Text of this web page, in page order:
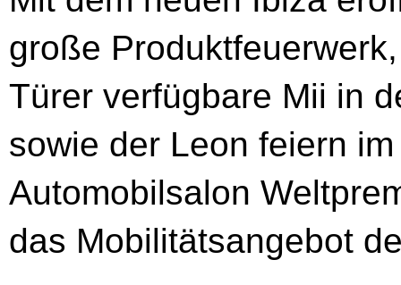
große
Türer verfügbare Mii in
sowie der Leon feiern
Automobilsalon
das Mobilitätsangebot